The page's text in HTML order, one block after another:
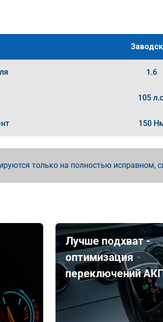
1.6
105
150
только на полностью исправном,
Лучше подхват -
оптимизация
переключений